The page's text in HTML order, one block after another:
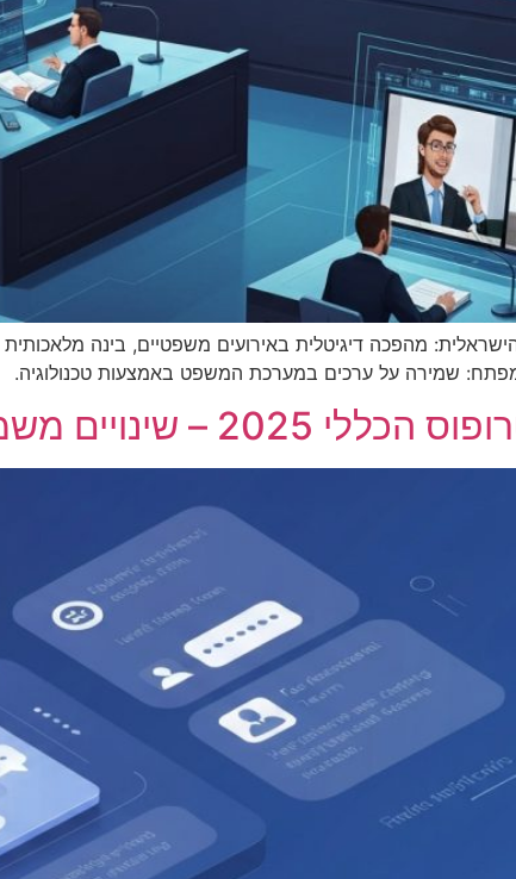
שמירה על ערכים במערכת המשפט באמצעות טכנולוגיה.
בהליכי אפוטרופסות וייפוי כוח